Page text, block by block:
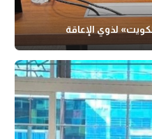
لذوي الإعاقة